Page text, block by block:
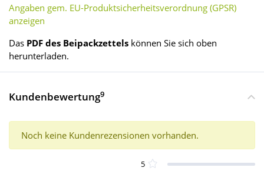
Angaben gem. EU-Produktsicherheitsverordnung (GPSR)
anzeigen
Das PDF des Beipackzettels können Sie sich oben
herunterladen.
Kundenbewertung9
Noch keine Kundenrezensionen vorhanden.
5